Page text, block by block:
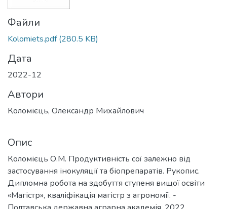
Файли
Kolomiets.pdf(280.5 KB)
Дата
2022-12
Автори
Коломієць, Олександр Михайлович
Опис
Коломієць О.М. Продуктивність сої залежно від
застосування інокуляції та біопрепаратів. Рукопис.
Дипломна робота на здобуття ступеня вищої освіти
«Магістр», кваліфікація магістр з агрономії. -